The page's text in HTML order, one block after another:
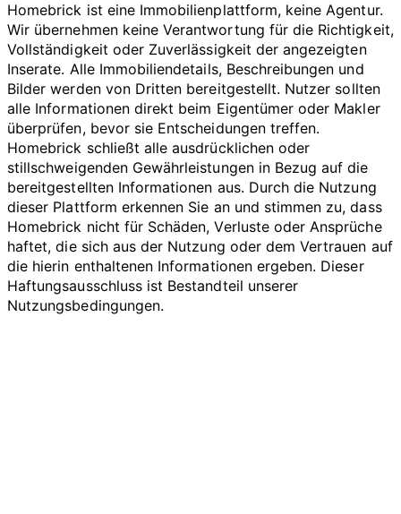
Homebrick ist eine Immobilienplattform, keine Agentur.
Wir übernehmen keine Verantwortung für die Richtigkeit,
Vollständigkeit oder Zuverlässigkeit der angezeigten
Inserate. Alle Immobiliendetails, Beschreibungen und
Bilder werden von Dritten bereitgestellt. Nutzer sollten
alle Informationen direkt beim Eigentümer oder Makler
überprüfen, bevor sie Entscheidungen treffen.
Homebrick schließt alle ausdrücklichen oder
stillschweigenden Gewährleistungen in Bezug auf die
bereitgestellten Informationen aus. Durch die Nutzung
dieser Plattform erkennen Sie an und stimmen zu, dass
Homebrick nicht für Schäden, Verluste oder Ansprüche
haftet, die sich aus der Nutzung oder dem Vertrauen auf
die hierin enthaltenen Informationen ergeben. Dieser
Haftungsausschluss ist Bestandteil unserer
Nutzungsbedingungen.